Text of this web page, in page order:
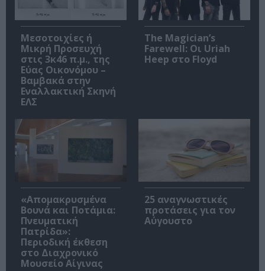
Μεσοτοιχίες ή
Μικρή Προσευχή
στις 3κ46 π.μ., της
Εύας Οικονόμου –
Βαμβακά στην
Εναλλακτική Σκηνή
ΕΛΣ
The Magician’s
Farewell: Οι Uriah
Heep στο Floyd
«Απομακρυσμένα
Βουνά και Ποτάμια:
Πνευματική
Πατρίδα»:
Περιοδική έκθεση
στο Διαχρονικό
Μουσείο Αίγινας
25 αναγνωστικές
προτάσεις για τον
Αύγουστο